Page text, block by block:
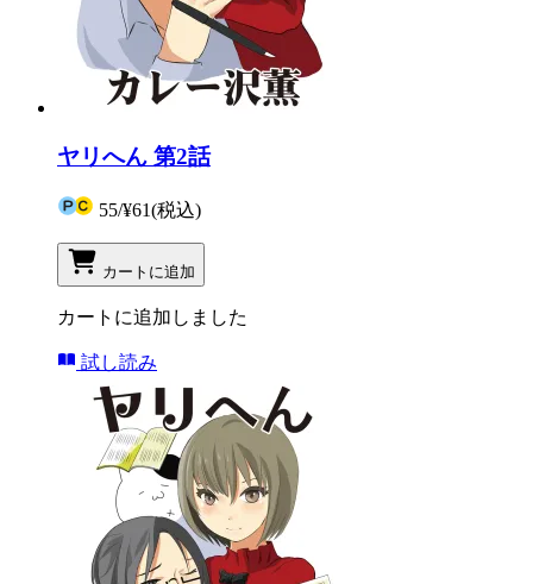
ヤリへん 第2話
55/¥61(税込)
カートに追加
カートに追加しました
試し読み